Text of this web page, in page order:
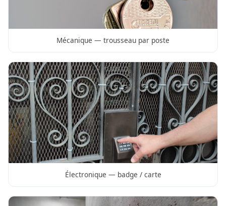
Mécanique — trousseau par poste
Électronique — badge / carte